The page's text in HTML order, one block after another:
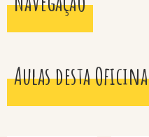
Aulas desta Oficina